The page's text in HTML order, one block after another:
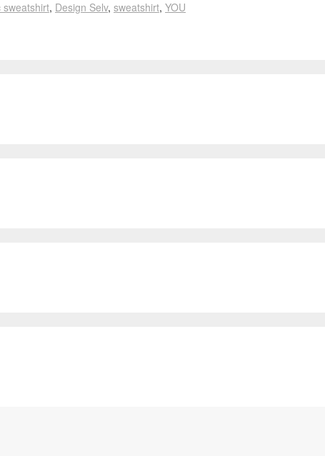
sweatshirt, Design Selv, sweatshirt, YOU